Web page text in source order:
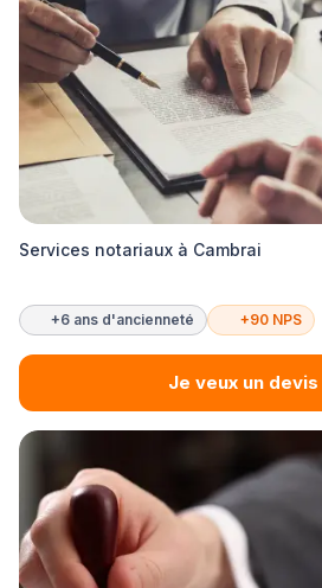
Services notariaux à Cambrai
+6 ans d'ancienneté +90 NPS
Je veux un